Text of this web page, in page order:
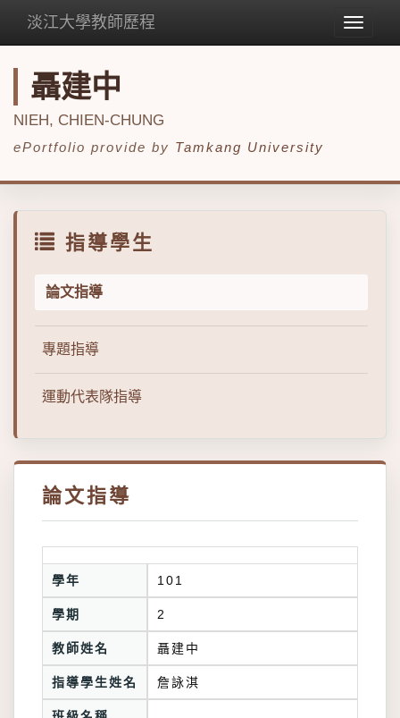
Toggle
淡江大學教師歷程
聶建中
NIEH, CHIEN-CHUNG
ePortfolio provide by Tamkang University
指導學生
論文指導
專題指導
運動代表隊指導
論文指導
學年 101
學期 2
教師姓名 聶建中
指導學生姓名 詹詠淇